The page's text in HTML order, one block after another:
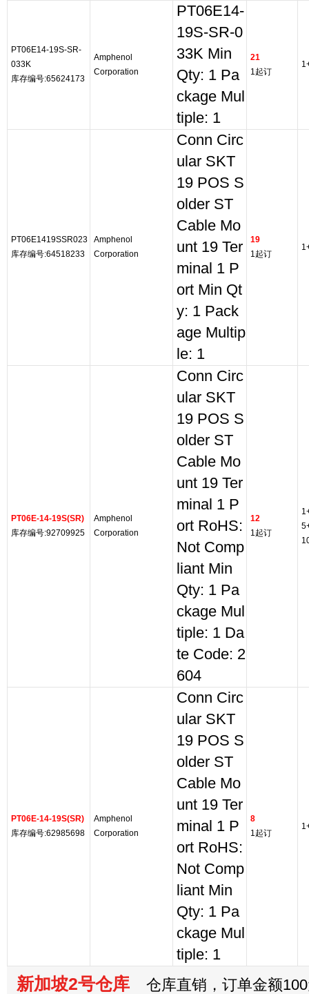
PT06E14-19S-SR-
033K
库存编号:65624173
Amphenol
Corporation
PT06E14-
19S-SR-0
33K Min
Qty: 1 Pa
ckage Mul
tiple: 1
21
1起订
PT06E1419SSR023
库存编号:64518233
Amphenol
Corporation
Conn Circ
ular SKT
19 POS S
older ST
Cable Mo
unt 19 Ter
minal 1 P
ort Min Qt
y: 1 Pack
age Multip
le: 1
19
1起订
PT06E-14-19S(SR)
库存编号:92709925
Amphenol
Corporation
Conn Circ
ular SKT
19 POS S
older ST
Cable Mo
unt 19 Ter
minal 1 P
ort RoHS:
Not Comp
liant Min
Qty: 1 Pa
ckage Mul
tiple: 1 Da
te Code: 2
604
12
1起订
PT06E-14-19S(SR)
库存编号:62985698
Amphenol
Corporation
Conn Circ
ular SKT
19 POS S
older ST
Cable Mo
unt 19 Ter
minal 1 P
ort RoHS:
Not Comp
liant Min
Qty: 1 Pa
ckage Mul
tiple: 1
8
1起订
新加坡2号仓库 仓库直销，订单金额